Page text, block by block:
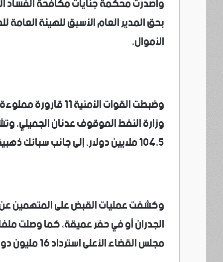
الأموال.
وضبطت القوات
وزارة النفط الموقوف عدنان الجميلي.
104.5 ملايين دولار، إلى جانب سبائك ذهبية وعقارات وعشرات السيارات وأسلحة.
وكشفت عمليات القبض على المتهمين عن
الجدران أو في حفر عميقة، كما وصلت
مجلس القضاء الأعلى استرداد 16 مليون دولار ضمن تحقيقات في قضية تلاعب بالكشوفات.